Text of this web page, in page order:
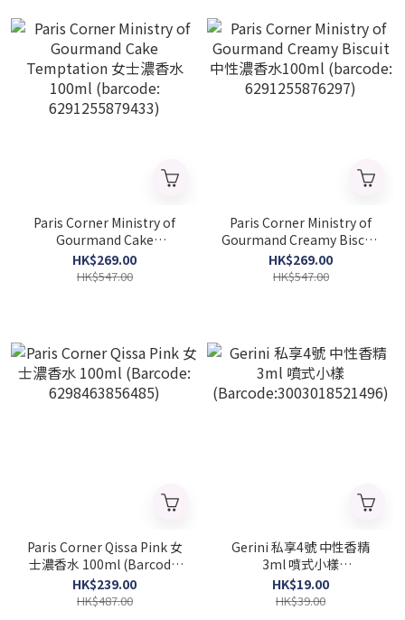
Paris Corner Ministry of
Gourmand Cake
Temptation 女士濃香水
100ml (barcode:
HK$269.00
HK$547.00
Paris Corner Ministry of
Gourmand Creamy Biscuit
中性濃香水100ml
(barcode: 6291255876297)
HK$269.00
HK$547.00
Paris Corner Qissa Pink 女
士濃香水 100ml (Barcode:
6298463856485)
HK$239.00
HK$487.00
Gerini 私享4號 中性香精
3ml 噴式小樣
(Barcode:3003018521496)
HK$19.00
HK$39.00